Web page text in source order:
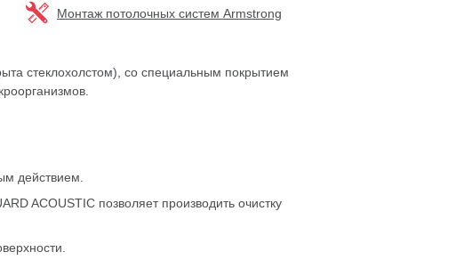
Монтаж потолочных систем Armstrong
стеклохолстом), со специальным покрытием
действием.
ACOUSTIC позволяет производить очистку